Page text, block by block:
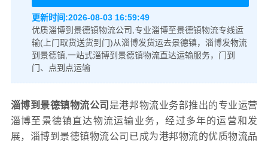
更新时间:2026-08-03 16:59:49
优质淄博到景德镇物流公司,专业淄博至景德镇物流专线运
输(上门取货送货到门)从淄博发货运去景德镇，淄博发物流
到景德镇,一站式淄博到景德镇物流直达运输服务，门到
门、点到点运输
淄博到景德镇物流公司 是港邦物流业务部推出的专业运营
淄博至景德镇直达物流运输业务，经过多年的运营和发
展，淄博到景德镇物流公司已成为港邦物流的优质物流品